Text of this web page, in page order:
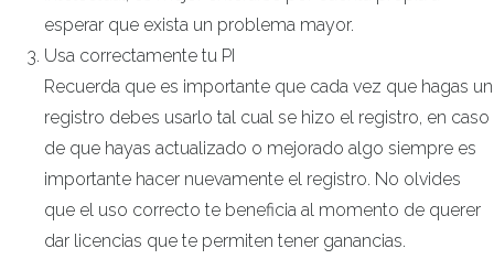
esperar que exista un problema mayor.
Usa correctamente tu PI
Recuerda que es importante que cada vez que hagas un
registro debes usarlo tal cual se hizo el registro, en caso
de que hayas actualizado o mejorado algo siempre es
importante hacer nuevamente el registro. No olvides
que el uso correcto te beneficia al momento de querer
dar licencias que te permiten tener ganancias.